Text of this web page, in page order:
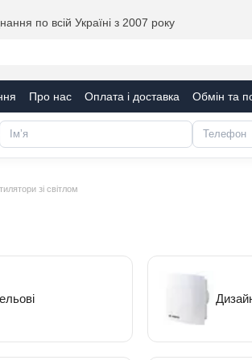
по всій Україні з 2007 року
Про нас Оплата і доставка Обмін та
зі світлом